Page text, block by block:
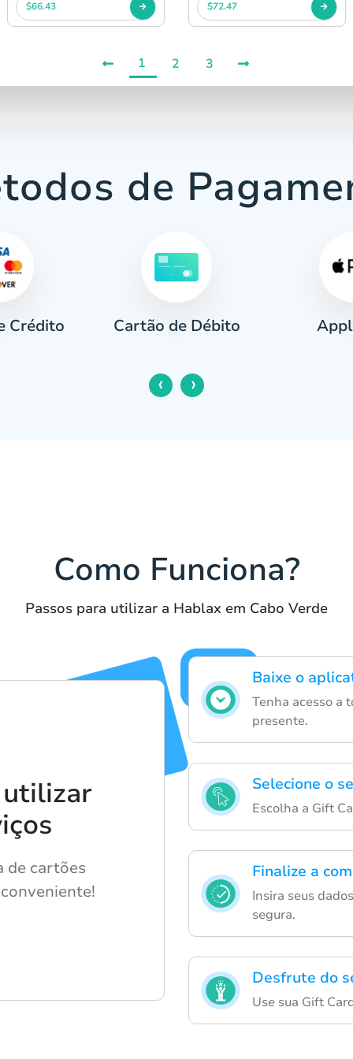
$66.43 $72.47
1 2 3
de
Crédito Cartão de Débito
‹ ›
Como Funciona?
Passos para utilizar a Hablax em Cabo Verde
Baixe o
Tenha acesso a
presente.
Selecione o
Escolha a Gift
Finalize a
Insira seus
segura.
Desfrute do
Use sua Gift
de cartões